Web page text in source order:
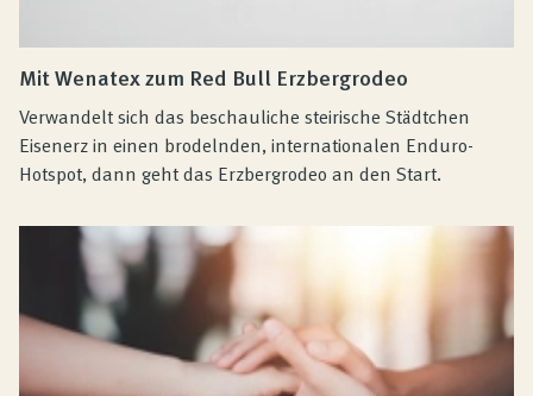
Mit Wenatex zum Red Bull Erzbergrodeo
Verwandelt sich das beschauliche steirische Städtchen
Eisenerz in einen brodelnden, internationalen Enduro-
Hotspot, dann geht das Erzbergrodeo an den Start.